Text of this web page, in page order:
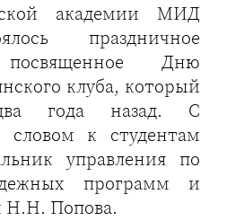
академии МИД
праздничное
посвященное Дню
клуба, который
года назад. С
словом к студентам
управления по
программ и
Н.Н. Попова.